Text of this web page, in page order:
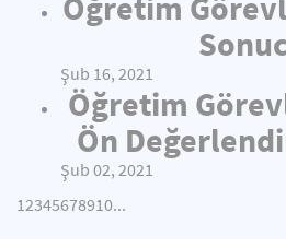
Şub 16, 2021
Öğretim
Ön
Şub 02, 2021
12345678910...